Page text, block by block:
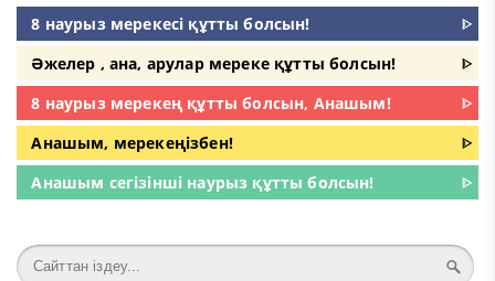
8 наурыз мерекесі құтты болсын!
ᐈ
Әжелер , ана, арулар мереке құтты болсын!
ᐈ
8 наурыз мерекең құтты болсын, Анашым!
ᐈ
Анашым, мерекеңізбен!
ᐈ
Анашым сегізінші наурыз құтты болсын!
ᐈ